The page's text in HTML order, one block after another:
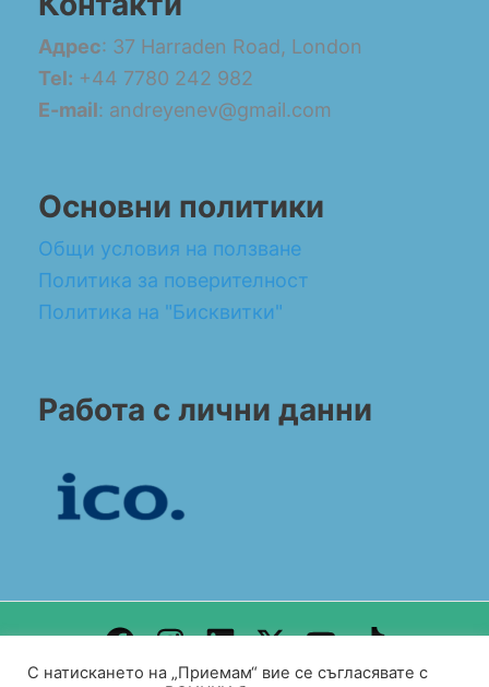
Адрес: 37 Harraden Road, London
Tel: +44 7780 242 982
E-mail: andreyenev@gmail.com
Основни политики
Общи условия на ползване
Политика за поверителност
Политика на "Бисквитки"
Работа с лични данни
С натискането на „Приемам“ вие се съгласявате с